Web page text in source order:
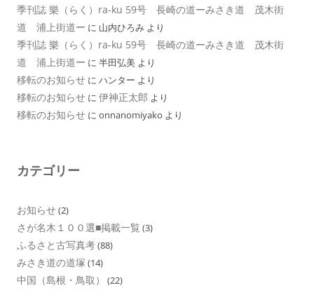
季刊誌 樂（らく）ra-ku 59号 長崎の道ーみさき道 茂木街
道 浦上街道ー に 山内ひろみ より
季刊誌 樂（らく）ra-ku 59号 長崎の道ーみさき道 茂木街
道 浦上街道ー に 半田弘美 より
移転のお知らせ に ハンター より
移転のお知らせ に 伊神正太郎 より
移転のお知らせ に onnanomiyako より
カテゴリー
お知らせ(2)
さが名木１００選■掲載一覧 (3)
ふるさと古写真考(88)
みさき道の道塚 (14)
中国（島根・鳥取） (22)